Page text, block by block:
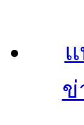
ข่